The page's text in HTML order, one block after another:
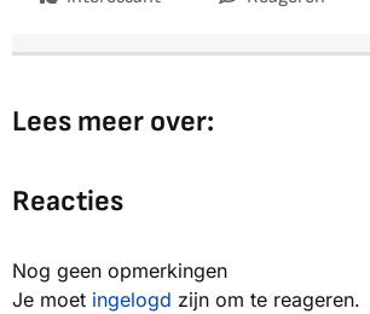
Lees meer over:
Reacties
Nog geen opmerkingen
Je moet ingelogd zijn om te reageren.